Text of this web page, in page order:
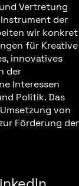
Vertretung
der
wir konkret
für Kreative
innovatives
der
Interessen
Politik. Das
von
Förderung der